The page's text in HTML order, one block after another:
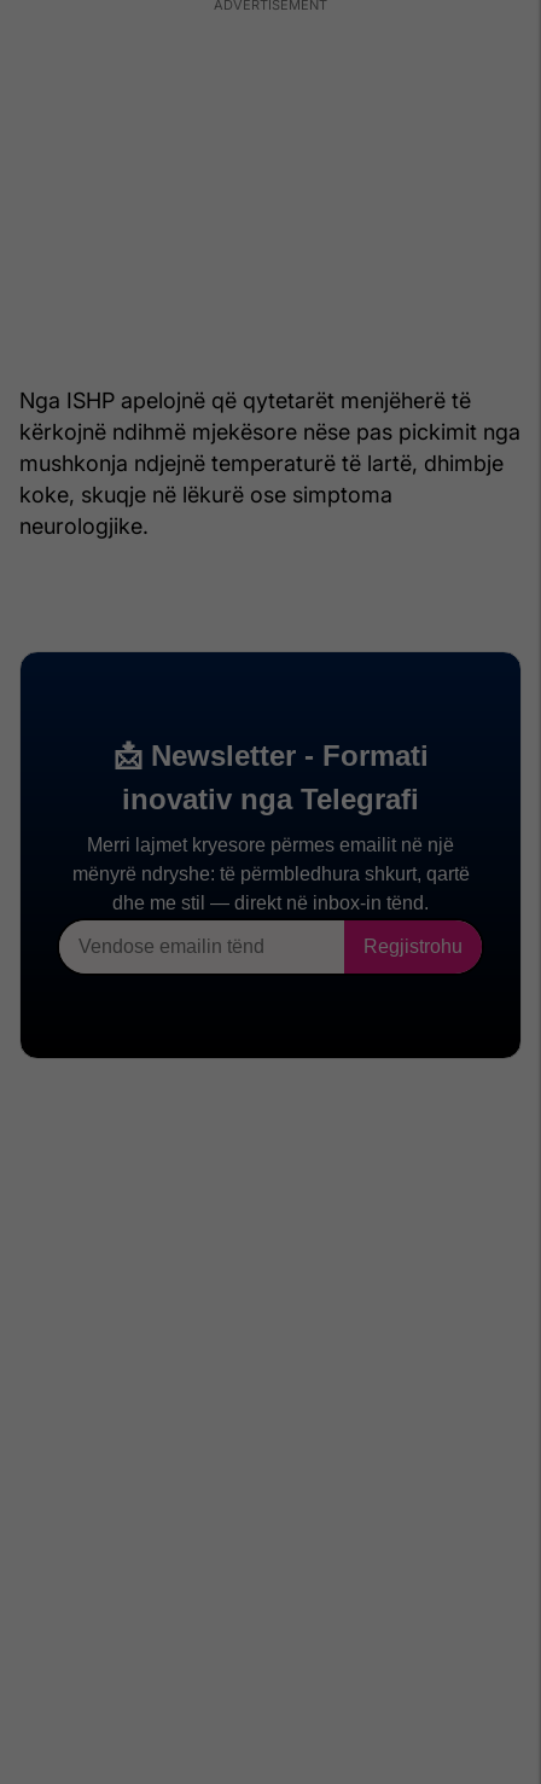
Nga ISHP apelojnë që qytetarët menjëherë të
kërkojnë ndihmë mjekësore nëse pas pickimit nga
mushkonja ndjejnë temperaturë të lartë, dhimbje
koke, skuqje në lëkurë ose simptoma
neurologjike.